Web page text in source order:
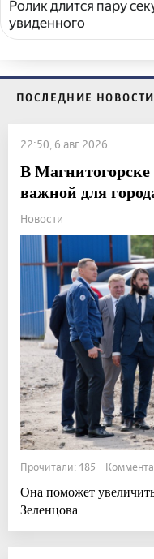
Ролик длится пару
увиденного
ПОСЛЕДНИЕ НОВОСТИ
22:50, 6 авг 2026
В
важной для
Новости
Прочитали: 185
Она поможет
Зеленцова